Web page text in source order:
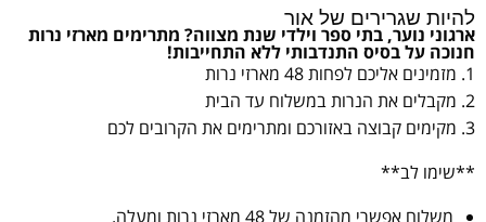
להיות שגרירים של אור
ארגוני נוער, בתי ספר וילדי שנת מצווה? מתרימים מארזי נרות
חנוכה על בסיס התנדבותי ללא התחייבות!
1. מזמינים אליכם לפחות 48 מארזי נרות
2. מקבלים את הנרות במשלוח עד הבית
3. מקימים קבוצה באזורכם ומתרימים את הקרובים לכם
**שימו לב**
משלוח אפשרי מהזמנה של 48 מארזי נרות ומעלה.